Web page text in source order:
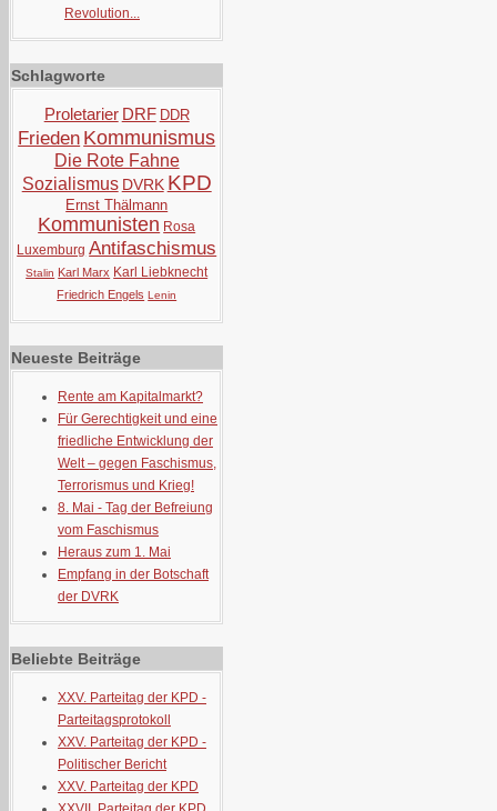
Revolution...
Schlagworte
Proletarier DRF DDR
Frieden Kommunismus
Die Rote Fahne
Sozialismus DVRK KPD
Ernst Thälmann
Kommunisten Rosa
Luxemburg Antifaschismus
Stalin Karl Marx Karl Liebknecht
Friedrich Engels Lenin
Neueste Beiträge
Rente am Kapitalmarkt?
Für Gerechtigkeit und eine
friedliche Entwicklung der
Welt – gegen Faschismus,
Terrorismus und Krieg!
8. Mai - Tag der Befreiung
vom Faschismus
Heraus zum 1. Mai
Empfang in der Botschaft
der DVRK
Beliebte Beiträge
XXV. Parteitag der KPD -
Parteitagsprotokoll
XXV. Parteitag der KPD -
Politischer Bericht
XXV. Parteitag der KPD